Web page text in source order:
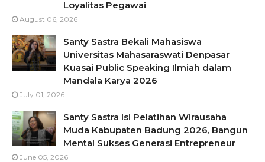
Loyalitas Pegawai
August 06, 2026
Santy Sastra Bekali Mahasiswa
Universitas Mahasaraswati Denpasar
Kuasai Public Speaking Ilmiah dalam
Mandala Karya 2026
July 01, 2026
Santy Sastra Isi Pelatihan Wirausaha
Muda Kabupaten Badung 2026, Bangun
Mental Sukses Generasi Entrepreneur
June 05, 2026